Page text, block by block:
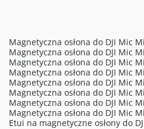
Magnetyczna osłona do DJI Mic
Magnetyczna osłona do DJI Mic
Magnetyczna osłona do DJI Mic
Magnetyczna osłona do DJI Mic
Magnetyczna osłona do DJI Mic
Magnetyczna osłona do DJI Mic
Magnetyczna osłona do DJI Mic
Magnetyczna osłona do DJI Mic
Etui na magnetyczne osłony do